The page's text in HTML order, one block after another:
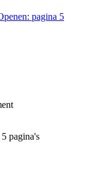
pagina 5
pagina's